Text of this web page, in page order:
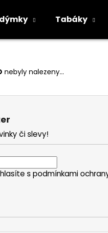
Tabáky
nebyly nalezeny...
či slevy!
s podmínkami